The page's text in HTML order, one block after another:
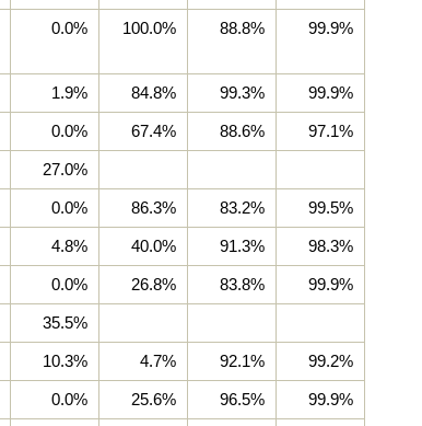
0.0% 100.0% 88.8% 99.9%
1.9% 84.8% 99.3% 99.9%
0.0% 67.4% 88.6% 97.1%
27.0%
0.0% 86.3% 83.2% 99.5%
4.8% 40.0% 91.3% 98.3%
0.0% 26.8% 83.8% 99.9%
35.5%
10.3% 4.7% 92.1% 99.2%
0.0% 25.6% 96.5% 99.9%